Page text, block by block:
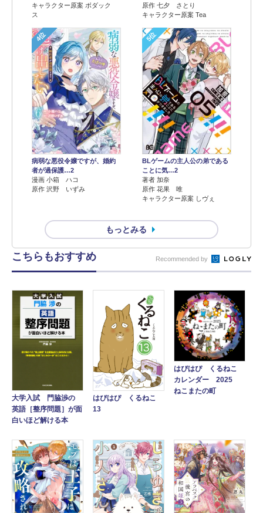
キャラクター原案 ボダック
ス
原作 七夕 さとり
キャラクター原案 Tea
4位
病弱な悪役令嬢ですが、婚約
者が過保護…2
漫画 小箱 ハコ
原作 沢野 いずみ
5位
BLゲームの主人公の弟である
ことに気…2
著者 加奈
原作 花果 唯
キャラクター原案 しヴぇ
もっとみる
こちらもおすすめ Recommended by
大学入試 門脇渉の
英語［整序問題］が面
白いほど解ける本
はぴはぴ くるねこ
13
はぴはぴ くるねこ
カレンダー 2025
ねこまたの町